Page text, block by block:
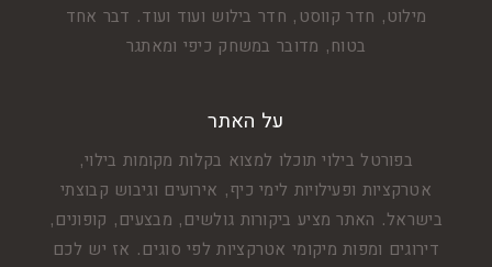
מילוט, חדר קווסט, חדר בילוש ועוד ועוד. דבר אחד
בטוח, מדובר במשחק כיפי ומאתגר
על האתר
בפורטל בילוי תוכלו למצוא בקלות מקומות בילוי,
אטרקציות ופעילויות לימי כיף, אירועים וגיבוש קבוצתי
בישראל. האתר מציע ביקורות גולשים, מבצעים, קופונים,
דירוגים ומפות מיקומי אטרקציות לפי סוגים. אז יש לכם